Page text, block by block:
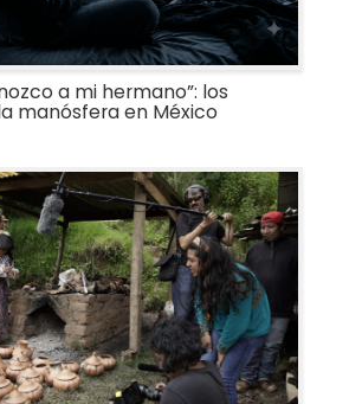
a mi hermano”: los
manósfera en México